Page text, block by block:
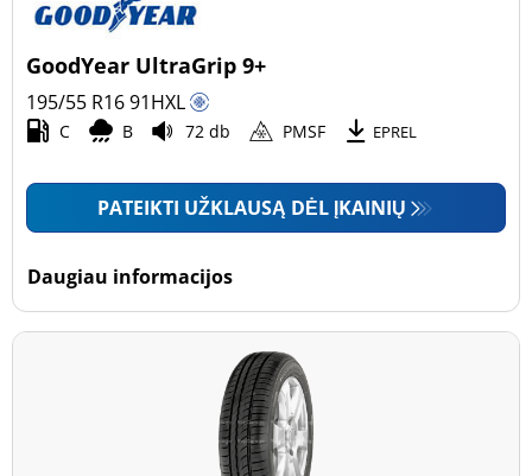
GoodYear UltraGrip 9+
195/55 R1691HXL
C B 72 db PMSF EPREL
PATEIKTI UŽKLAUSĄ DĖL ĮKAINIŲ
Daugiau informacijos